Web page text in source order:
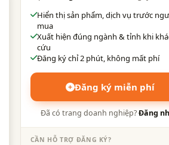
Hiển thị sản phẩm, dịch vụ trước
mua
Xuất hiện đúng ngành & tỉnh khi
cứu
Đăng ký chỉ 2 phút, không mất phí
Đăng ký miễn phí
Đã có trang doanh nghiệp?Đăng
CẦN HỖ TRỢ ĐĂNG KÝ?